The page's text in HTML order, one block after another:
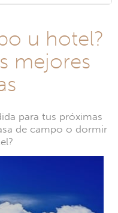
u hotel?
mejores
para tus próximas
de campo o dormir